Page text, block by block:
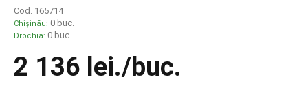
Cod. 165714
Chișinău: 0 buc.
Drochia: 0 buc.
2 136 lei./buc.